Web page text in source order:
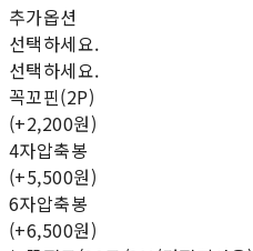
추가옵션
선택하세요.
선택하세요.
꼭꼬핀(2P)
(+2,200원)
4자압축봉
(+5,500원)
6자압축봉
(+6,500원)